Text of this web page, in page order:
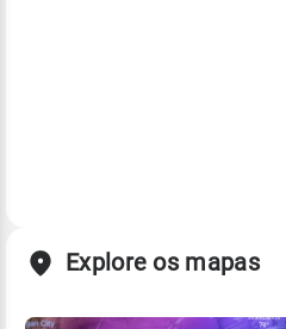
Explore os mapas